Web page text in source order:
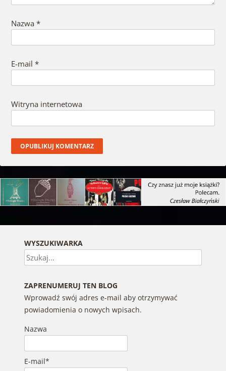
Nazwa *
E-mail *
Witryna internetowa
WYSZUKIWARKA
Szukaj
ZAPRENUMERUJ TEN BLOG
Wprowadź swój adres e-mail aby otrzymywać
powiadomienia o nowych wpisach.
Nazwa
E-mail*